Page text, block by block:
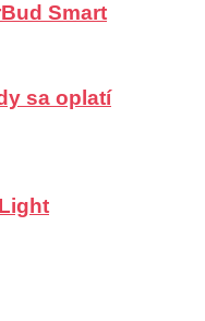
Smart
sa oplatí